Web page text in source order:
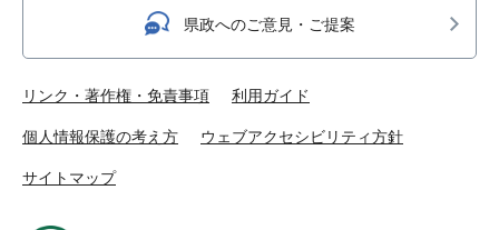
県政へのご意見・ご提案
リンク・著作権・免責事項 利用ガイド
個人情報保護の考え方 ウェブアクセシビリティ方針
サイトマップ